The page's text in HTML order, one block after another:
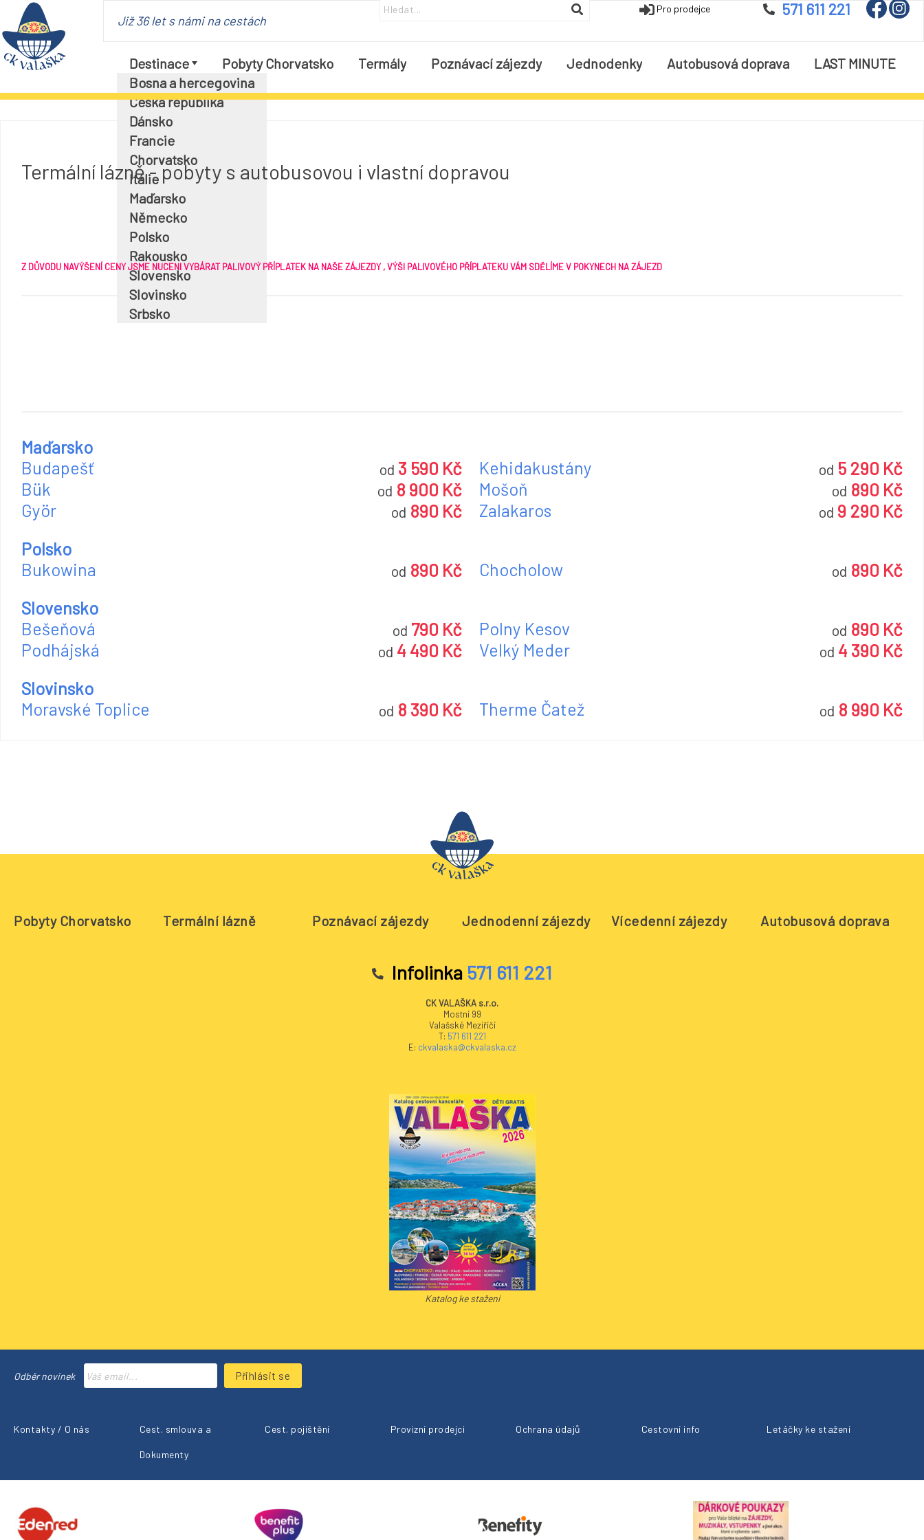
Již 36 let s námi na cestách
Pro prodejce 571 611 221
Destinace
Bosna a hercegovina
Česká republika
Dánsko
Francie
Chorvatsko
Itálie
Maďarsko
Německo
Polsko
Rakousko
Slovensko
Slovinsko
Srbsko
Pobyty Chorvatsko Termály Poznávací zájezdy Jednodenky Autobusová doprava LAST MINUTE
Termální lázně - pobyty s autobusovou i vlastní dopravou
Z DŮVODU NAVÝŠENÍ CENY JSME NUCENI VYBÁRAT PALIVOVÝ PŘÍPLATEK NA NAŠE ZÁJEZDY , VÝŠI PALIVOVÉHO PŘÍPLATEKU VÁM SDĚLÍME V POKYNECH NA ZÁJEZD
Maďarsko
Budapešť
od 3 590 Kč Kehidakustány od 5 290 Kč
Bük od 8 900 Kč Mošoň od 890 Kč
Györ od 890 Kč Zalakaros od 9 290 Kč
Polsko
Bukowina
od 890 Kč Chocholow od 890 Kč
Slovensko
Bešeňová
od 790 Kč Polny Kesov od 890 Kč
Podhájská od 4 490 Kč Velký Meder od 4 390 Kč
Slovinsko
Moravské Toplice
od 8 390 Kč Therme Čatež od 8 990 Kč
Pobyty Chorvatsko Termální lázně Poznávací zájezdy Jednodenní zájezdy Vícedenní zájezdy Autobusová doprava
Infolinka 571 611 221
CK VALAŠKA s.r.o.
Mostní 99
Valašské Meziříčí
T: 571 611 221
E: ckvalaska@ckvalaska.cz
Katalog ke stažení
Odběr novinek Přihlásit se
Kontakty / O nás Cest. smlouva a
Dokumenty
Cest. pojištění Provizní prodejci Ochrana údajů Cestovní info Letáčky ke stažení